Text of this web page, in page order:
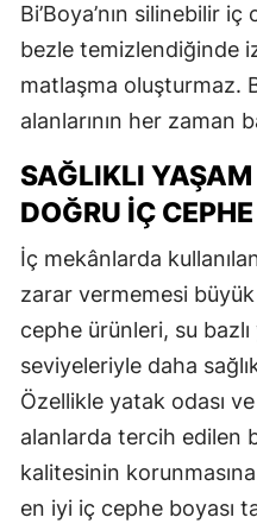
Bi’Boya’nın silinebilir
bezle temizlendiğinde
matlaşma oluşturmaz.
alanlarının her zaman
SAĞLIKLI
DOĞRU İÇ
İç mekânlarda
zarar vermemesi büyük
cephe ürünleri, su bazlı
seviyeleriyle daha
Özellikle yatak odası
alanlarda tercih edilen
kalitesinin
en iyi iç cephe boyası